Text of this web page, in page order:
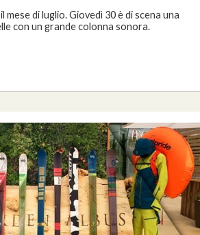
mese di luglio. Giovedì 30 è di scena una
con un grande colonna sonora.